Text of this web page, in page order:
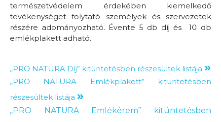
természetvédelem érdekében kiemelkedő
tevékenységet folytató személyek és szervezetek
részére adományozható. Évente 5 db díj és 10 db
emlékplakett adható.
„PRO NATURA Díj” kitüntetésben részesültek listája »
„PRO NATURA Emlékplakett” kitüntetésben
részesültek listája »
„PRO NATURA Emlékérem” kitüntetésben